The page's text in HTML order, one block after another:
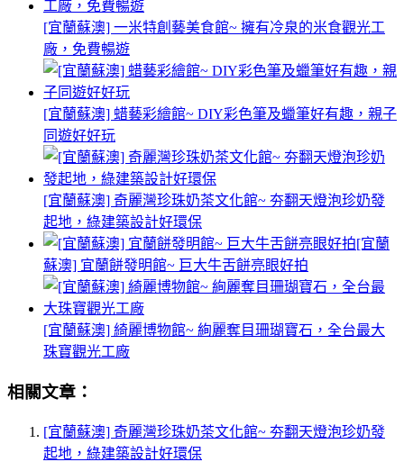
[宜蘭蘇澳] 一米特創藝美食館~ 擁有冷泉的米食觀光工
廠，免費暢遊
[宜蘭蘇澳] 蜡藝彩繪館~ DIY彩色筆及蠟筆好有趣，親子
同遊好好玩
[宜蘭蘇澳] 奇麗灣珍珠奶茶文化館~ 夯翻天燈泡珍奶發
起地，綠建築設計好環保
[宜蘭
蘇澳] 宜蘭餅發明館~ 巨大牛舌餅亮眼好拍
[宜蘭蘇澳] 綺麗博物館~ 絢麗奪目珊瑚寶石，全台最大
珠寶觀光工廠
相關文章：
[宜蘭蘇澳] 奇麗灣珍珠奶茶文化館~ 夯翻天燈泡珍奶發
起地，綠建築設計好環保